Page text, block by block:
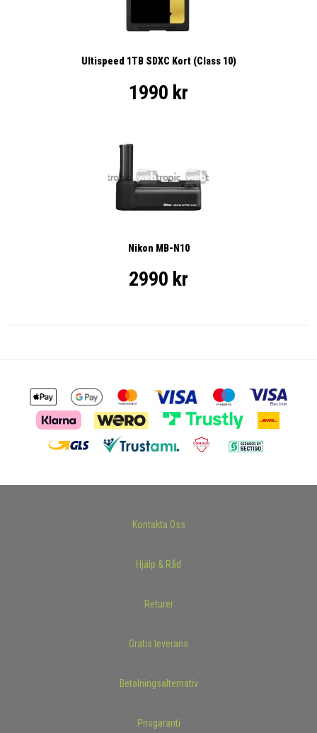
Ultispeed 1TB SDXC Kort (Class 10)
1990 kr
Nikon MB-N10
2990 kr
Kontakta Oss
Hjälp & Råd
Returer
Gratis leverans
Betalningsalternativ
Prisgaranti